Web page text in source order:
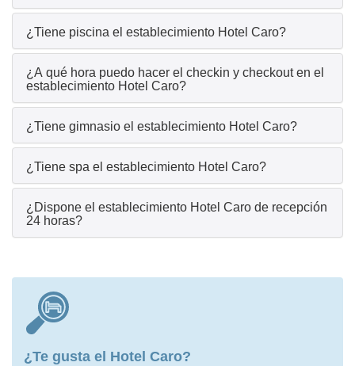
¿Tiene piscina el establecimiento Hotel Caro?
¿A qué hora puedo hacer el checkin y checkout en el
establecimiento Hotel Caro?
¿Tiene gimnasio el establecimiento Hotel Caro?
¿Tiene spa el establecimiento Hotel Caro?
¿Dispone el establecimiento Hotel Caro de recepción
24 horas?
¿Te gusta el Hotel Caro?